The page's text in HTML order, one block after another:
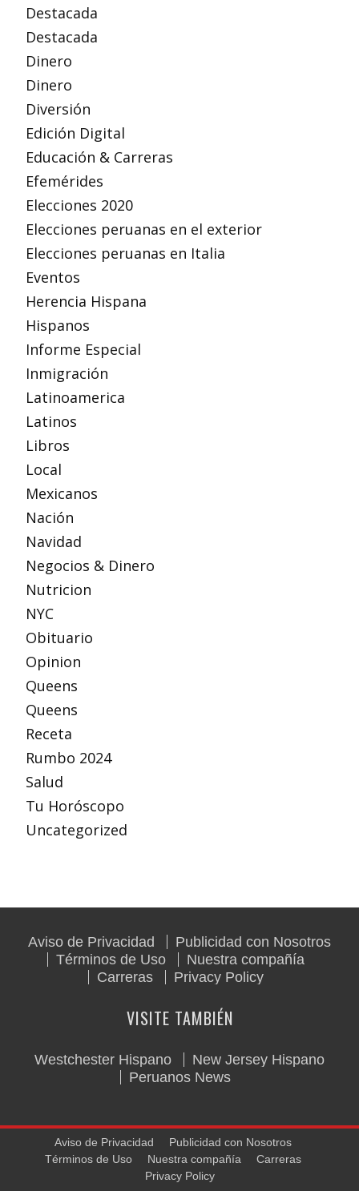
Destacada
Destacada
Dinero
Dinero
Diversión
Edición Digital
Educación & Carreras
Efemérides
Elecciones 2020
Elecciones peruanas en el exterior
Elecciones peruanas en Italia
Eventos
Herencia Hispana
Hispanos
Informe Especial
Inmigración
Latinoamerica
Latinos
Libros
Local
Mexicanos
Nación
Navidad
Negocios & Dinero
Nutricion
NYC
Obituario
Opinion
Queens
Queens
Receta
Rumbo 2024
Salud
Tu Horóscopo
Uncategorized
Aviso de Privacidad
Publicidad con Nosotros
Términos de Uso
Nuestra compañía
Carreras
Privacy Policy
VISITE TAMBIÉN
Westchester Hispano
New Jersey Hispano
Peruanos News
Aviso de Privacidad
Publicidad con Nosotros
Términos de Uso
Nuestra compañía
Carreras
Privacy Policy